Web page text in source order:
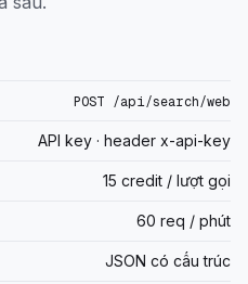
POST /api/search/web
API key · header x-api-key
15 credit / lượt gọi
60 req / phút
JSON có cấu trúc